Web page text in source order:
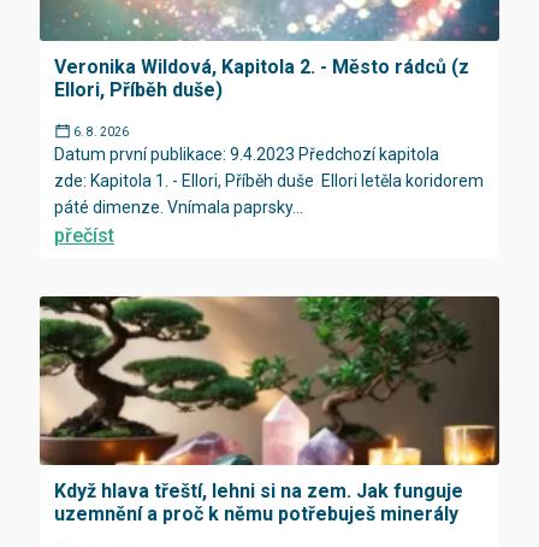
Veronika Wildová, Kapitola 2. - Město rádců (z
Ellori, Příběh duše)
6. 8. 2026
Datum první publikace: 9.4.2023 Předchozí kapitola
zde: Kapitola 1. - Ellori, Příběh duše Ellori letěla koridorem
páté dimenze. Vnímala paprsky...
přečíst
Když hlava třeští, lehni si na zem. Jak funguje
uzemnění a proč k němu potřebuješ minerály